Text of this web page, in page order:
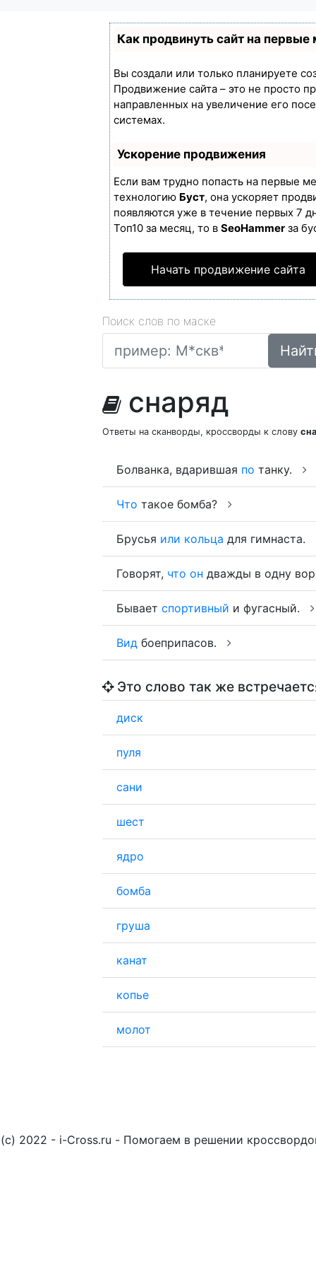
Как продвинуть сайт на первые
Вы создали или только планируете
Продвижение сайта – это не просто
направленных на увеличение его
системах.
Ускорение продвижения
Если вам трудно попасть на первые
технологию Буст, она ускоряет
появляются уже в течение первых 7
Топ10 за месяц, то в SeoHammer за
Начать продвижение сайта
Поиск слов по маске
снаряд
Ответы на сканворды, кроссворды к слову
Болванка, вдарившая по танку.
Что такое бомба?
Брусья или кольца для гимнаста.
Говорят, что он дважды в одну
Бывает спортивный и фугасный.
Вид боеприпасов.
Это слово так же
диск
пуля
сани
шест
ядро
бомба
груша
канат
копье
молот
(c) 2022 - i-Cross.ru - Помогаем в решении